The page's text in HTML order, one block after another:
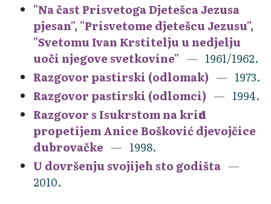
"Na čast Prisvetoga Djetešca Jezusa
pjesan", "Prisvetome djetešcu Jezusu",
"Svetomu Ivan Krstitelju u nedjelju
uoči njegove svetkovine"
1961/1962.
Razgovor pastirski (odlomak)
1973.
Razgovor pastirski (odlomci)
1994.
Razgovor s Isukrstom na kriđu
propetijem Anice Bošković djevojčice
dubrovačke
1998.
U dovršenju svojijeh sto godišta
2010.